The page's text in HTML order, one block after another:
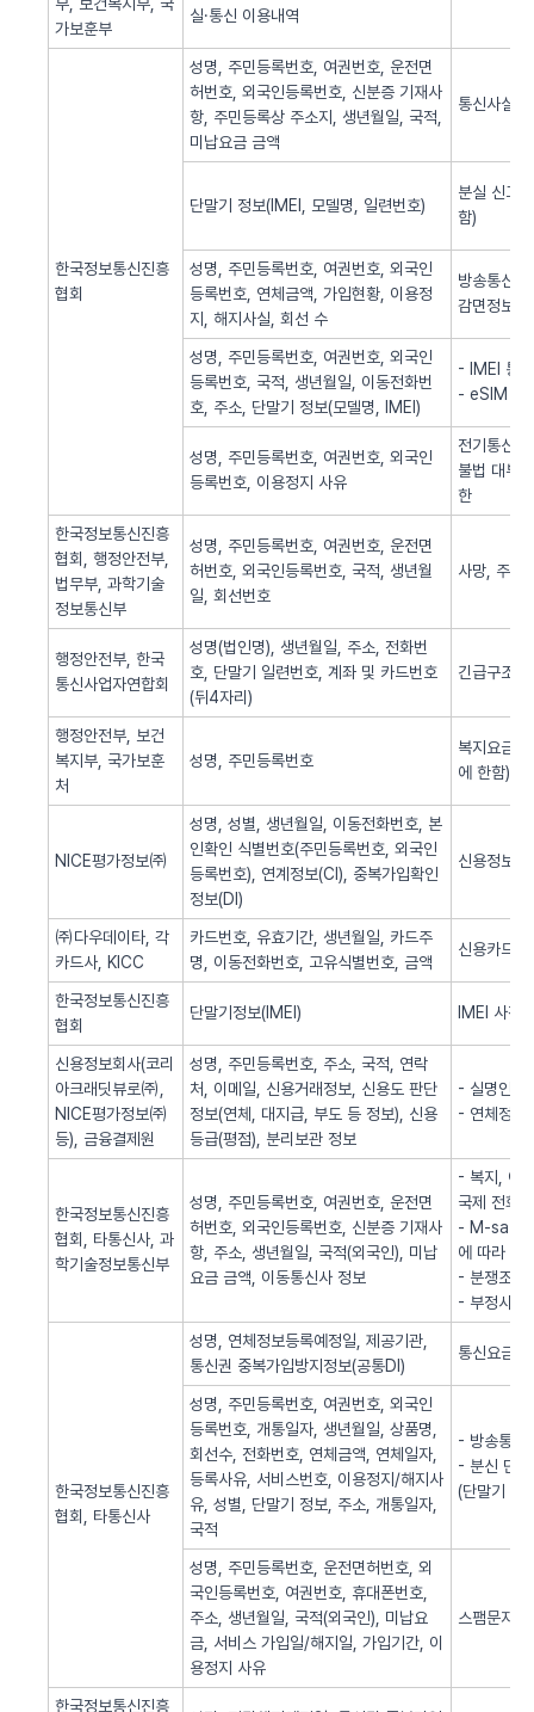
가보훈부
실·통신 이용내역
한국정보통신진흥
협회
성명, 주민등록번호, 여권번호, 운전면
허번호, 외국인등록번호, 신분증 기재사
항, 주민등록상 주소지, 생년월일, 국적,
미납요금 금액
통신사실
단말기 정보(IMEI, 모델명, 일련번호)
분실 신고
함)
성명, 주민등록번호, 여권번호, 외국인
등록번호, 연체금액, 가입현황, 이용정
지, 해지사실, 회선 수
방송통신
감면정보
성명, 주민등록번호, 여권번호, 외국인
등록번호, 국적, 생년월일, 이동전화번
호, 주소, 단말기 정보(모델명, IMEI)
- IMEI 통
- eSIM 동
성명, 주민등록번호, 여권번호, 외국인
등록번호, 이용정지 사유
전기통신
불법 대부
한
한국정보통신진흥
협회, 행정안전부,
법무부, 과학기술
정보통신부
성명, 주민등록번호, 여권번호, 운전면
허번호, 외국인등록번호, 국적, 생년월
일, 회선번호
사망, 주민
행정안전부, 한국
통신사업자연합회
성명(법인명), 생년월일, 주소, 전화번
호, 단말기 일련번호, 계좌 및 카드번호
(뒤4자리)
긴급구조(
행정안전부, 보건
복지부, 국가보훈
처
성명, 주민등록번호
복지요금
에 한함)
NICE평가정보㈜
성명, 성별, 생년월일, 이동전화번호, 본
인확인 식별번호(주민등록번호, 외국인
등록번호), 연계정보(CI), 중복가입확인
정보(DI)
신용정보
㈜다우데이타, 각
카드사, KICC
카드번호, 유효기간, 생년월일, 카드주
명, 이동전화번호, 고유식별번호, 금액
신용카드
한국정보통신진흥
협회
단말기정보(IMEI) IMEI 사전
신용정보회사(코리
아크래딧뷰로㈜,
NICE평가정보㈜
등), 금융결제원
성명, 주민등록번호, 주소, 국적, 연락
처, 이메일, 신용거래정보, 신용도 판단
정보(연체, 대지급, 부도 등 정보), 신용
등급(평점), 분리보관 정보
- 실명인증
- 연체정보
한국정보통신진흥
협회, 타통신사, 과
학기술정보통신부
성명, 주민등록번호, 여권번호, 운전면
허번호, 외국인등록번호, 신분증 기재사
항, 주소, 생년월일, 국적(외국인), 미납
요금 금액, 이동통신사 정보
- 복지, 이
국제 전화
- M-safer
에 따라
- 분쟁조정
- 부정사용
한국정보통신진흥
협회, 타통신사
성명, 연체정보등록예정일, 제공기관,
통신권 중복가입방지정보(공통DI)
통신요금
성명, 주민등록번호, 여권번호, 외국인
등록번호, 개통일자, 생년월일, 상품명,
회선수, 전화번호, 연체금액, 연체일자,
등록사유, 서비스번호, 이용정지/해지사
유, 성별, 단말기 정보, 주소, 개통일자,
국적
- 방송통신
- 분신 단
(단말기 분
성명, 주민등록번호, 운전면허번호, 외
국인등록번호, 여권번호, 휴대폰번호,
주소, 생년월일, 국적(외국인), 미납요
금, 서비스 가입일/해지일, 가입기간, 이
용정지 사유
스팸문자
한국정보통신진흥